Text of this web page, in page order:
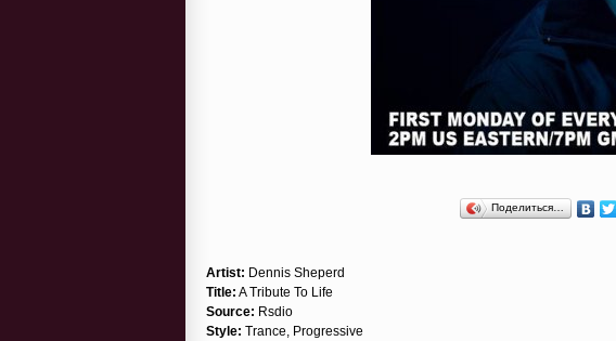
Поделиться…
Artist: Dennis Sheperd
Title: A Tribute To Life
Source: Rsdio
Style: Trance, Progressive